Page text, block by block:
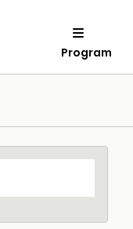
Program